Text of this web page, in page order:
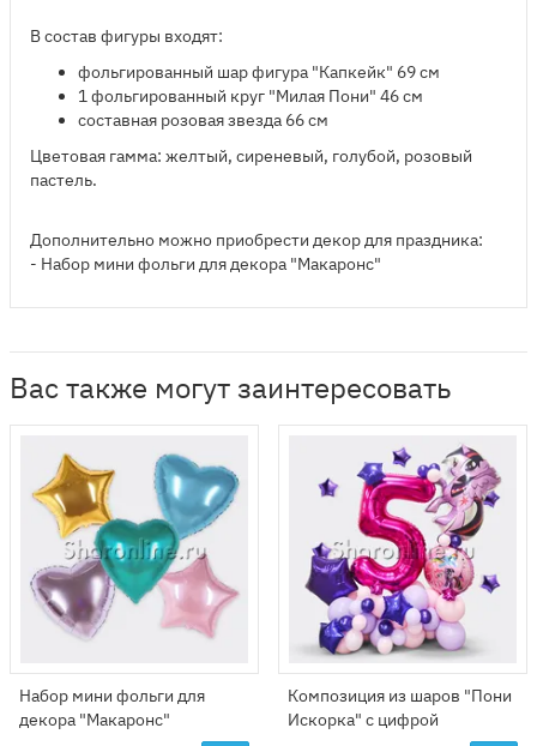
В состав фигуры входят:
​фольгированный шар фигура "Капкейк" 69 см
1 фольгированный круг "Милая Пони" 46 см
составная розовая звезда 66 см
Цветовая гамма: желтый, сиреневый, голубой, розовый
пастель.
Дополнительно можно приобрести декор для праздника:
- Набор мини фольги для декора "Макаронс"
Вас также могут заинтересовать
Набор мини фольги для
декора "Макаронс"
Композиция из шаров "Пони
Искорка" с цифрой